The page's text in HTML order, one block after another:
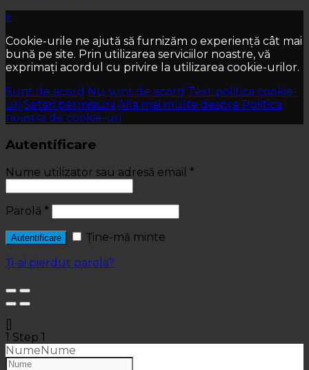
x
Cookie-urile ne ajută să furnizăm o experiență cât mai
bună pe site. Prin utilizarea serviciilor noastre, vă
exprimați acordul cu privire la utilizarea cookie-urilor.
Sunt de acord Nu sunt de acord Text politica cookie-
uri Setari permisiuni Afla mai multe despre Politica
noastra de cookie-uri
Autentificare
Nume utilizator sau adresă email *
Parolă *
Autentificare
Ține-mă minte
Ți-ai pierdut parola?
[]
1 Step 1
NumeNume